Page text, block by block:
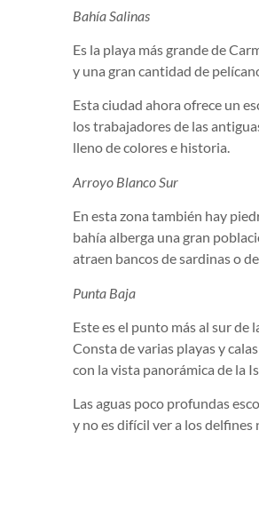
Bahía Salinas
Es la playa más grande de
y una gran cantidad de
Esta ciudad ahora ofrece un
los trabajadores de las
lleno de colores e historia.
Arroyo Blanco Sur
En esta zona también hay
bahía alberga una gran
atraen bancos de sardinas o
Punta Baja
Este es el punto más al sur de
Consta de varias playas y
con la vista panorámica de la
Las aguas poco profundas
y no es difícil ver a los delfines